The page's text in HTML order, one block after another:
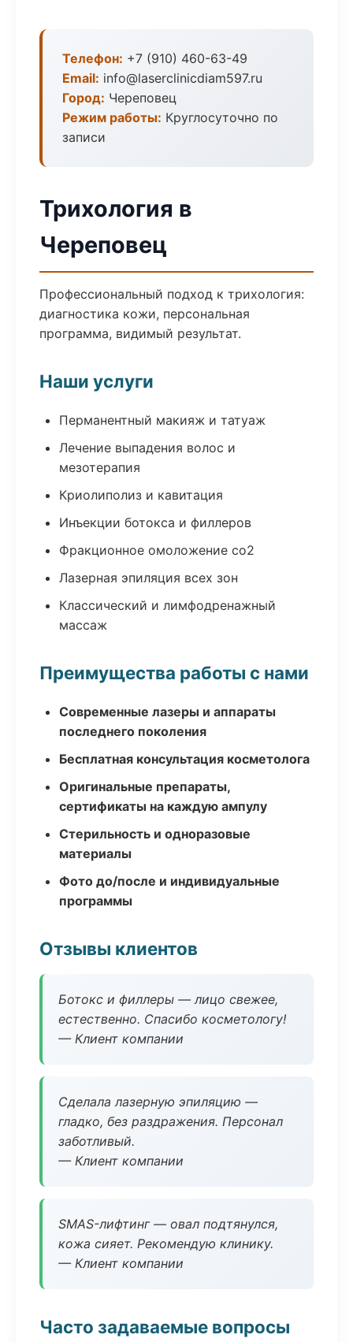
Телефон: +7 (910) 460-63-49
Email: info@laserclinicdiam597.ru
Город: Череповец
Режим работы: Круглосуточно по
записи
Трихология в
Череповец
Профессиональный подход к трихология:
диагностика кожи, персональная
программа, видимый результат.
Наши услуги
Перманентный макияж и татуаж
Лечение выпадения волос и
мезотерапия
Криолиполиз и кавитация
Инъекции ботокса и филлеров
Фракционное омоложение co2
Лазерная эпиляция всех зон
Классический и лимфодренажный
массаж
Преимущества работы с нами
Современные лазеры и аппараты
последнего поколения
Бесплатная консультация косметолога
Оригинальные препараты,
сертификаты на каждую ампулу
Стерильность и одноразовые
материалы
Фото до/после и индивидуальные
программы
Отзывы клиентов
Ботокс и филлеры — лицо свежее,
естественно. Спасибо косметологу!
— Клиент компании
Сделала лазерную эпиляцию —
гладко, без раздражения. Персонал
заботливый.
— Клиент компании
SMAS-лифтинг — овал подтянулся,
кожа сияет. Рекомендую клинику.
— Клиент компании
Часто задаваемые вопросы